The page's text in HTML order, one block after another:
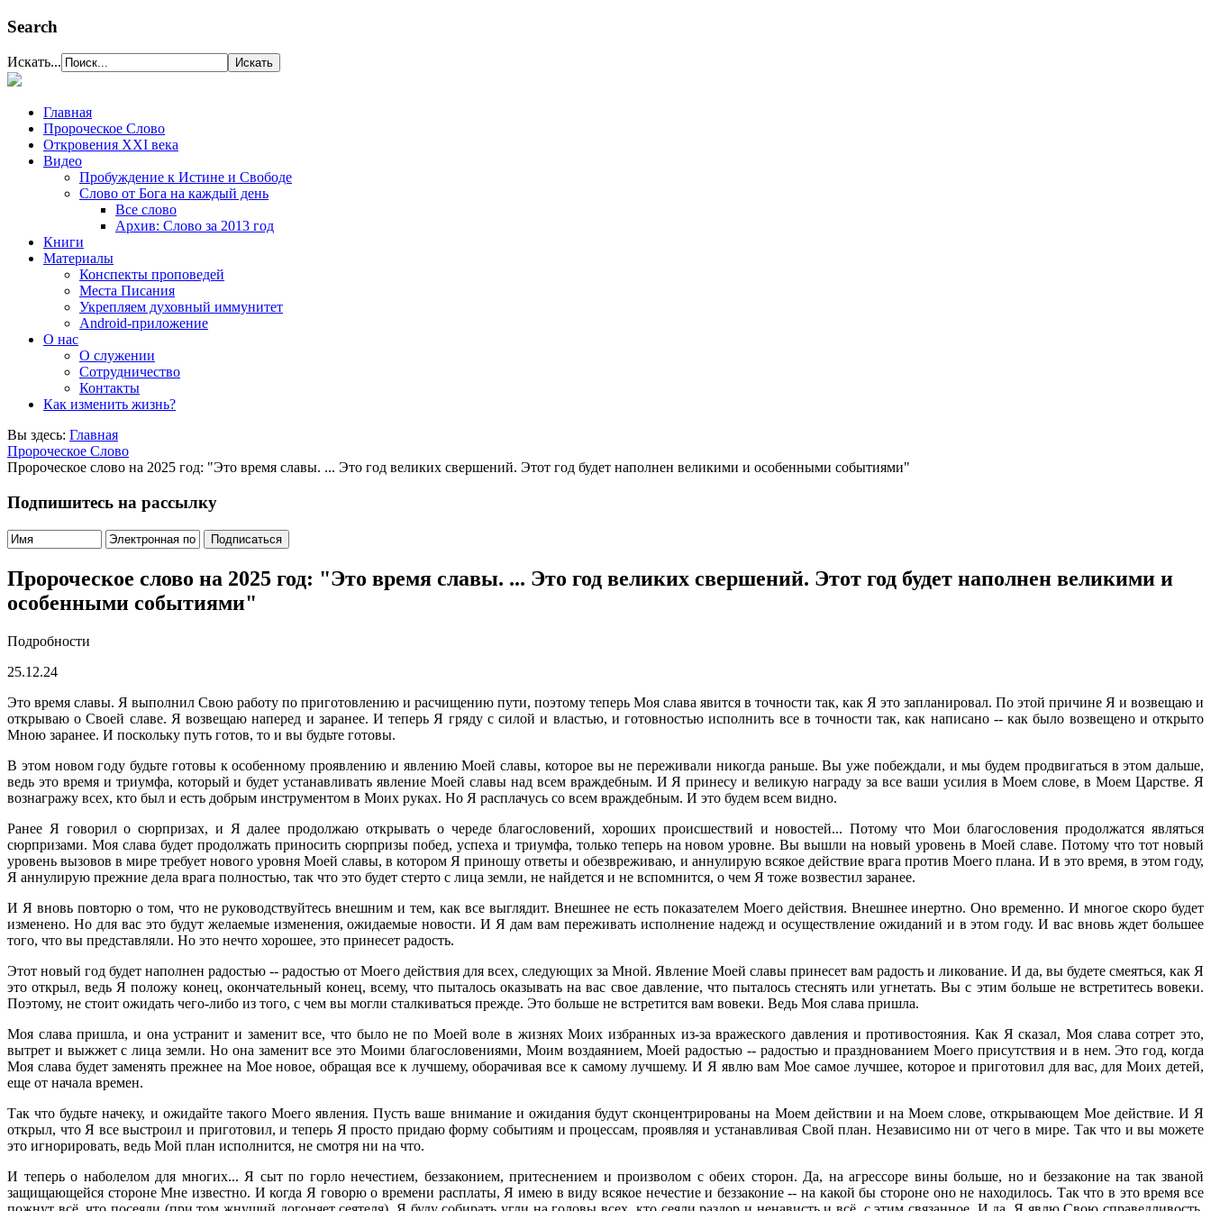
Search
Искать...
Главная
Пророческое Слово
Откровения ХХІ века
Видео
Пробуждение к Истине и Свободе
Слово от Бога на каждый день
Все слово
Архив: Слово за 2013 год
Книги
Материалы
Конспекты проповедей
Места Писания
Укрепляем духовный иммунитет
Android-приложение
О нас
О служении
Сотрудничество
Контакты
Как изменить жизнь?
Вы здесь: Главная
Пророческое Слово
Пророческое слово на 2025 год: "Это время славы. ... Это год великих свершений. Этот год будет наполнен великими и особенными событиями"
Подпишитесь на рассылку
Пророческое слово на 2025 год: "Это время славы. ... Это год великих свершений. Этот год будет наполнен великими и
особенными событиями"
Подробности
25.12.24
Это время славы. Я выполнил Свою работу по приготовлению и расчищению пути, поэтому теперь Моя слава явится в точности так, как Я это запланировал. По этой причине Я и возвещаю и
открываю о Своей славе. Я возвещаю наперед и заранее. И теперь Я гряду с силой и властью, и готовностью исполнить все в точности так, как написано -- как было возвещено и открыто
Мною заранее. И поскольку путь готов, то и вы будьте готовы.
В этом новом году будьте готовы к особенному проявлению и явлению Моей славы, которое вы не переживали никогда раньше. Вы уже побеждали, и мы будем продвигаться в этом дальше,
ведь это время и триумфа, который и будет устанавливать явление Моей славы над всем враждебным. И Я принесу и великую награду за все ваши усилия в Моем слове, в Моем Царстве. Я
вознагражу всех, кто был и есть добрым инструментом в Моих руках. Но Я расплачусь со всем враждебным. И это будем всем видно.
Ранее Я говорил о сюрпризах, и Я далее продолжаю открывать о череде благословений, хороших происшествий и новостей... Потому что Мои благословения продолжатся являться
сюрпризами. Моя слава будет продолжать приносить сюрпризы побед, успеха и триумфа, только теперь на новом уровне. Вы вышли на новый уровень в Моей славе. Потому что тот новый
уровень вызовов в мире требует нового уровня Моей славы, в котором Я приношу ответы и обезвреживаю, и аннулирую всякое действие врага против Моего плана. И в это время, в этом году,
Я аннулирую прежние дела врага полностью, так что это будет стерто с лица земли, не найдется и не вспомнится, о чем Я тоже возвестил заранее.
И Я вновь повторю о том, что не руководствуйтесь внешним и тем, как все выглядит. Внешнее не есть показателем Моего действия. Внешнее инертно. Оно временно. И многое скоро будет
изменено. Но для вас это будут желаемые изменения, ожидаемые новости. И Я дам вам переживать исполнение надежд и осуществление ожиданий и в этом году. И вас вновь ждет большее
того, что вы представляли. Но это нечто хорошее, это принесет радость.
Этот новый год будет наполнен радостью -- радостью от Моего действия для всех, следующих за Мной. Явление Моей славы принесет вам радость и ликование. И да, вы будете смеяться, как Я
это открыл, ведь Я положу конец, окончательный конец, всему, что пыталось оказывать на вас свое давление, что пыталось стеснять или угнетать. Вы с этим больше не встретитесь вовеки.
Поэтому, не стоит ожидать чего-либо из того, с чем вы могли сталкиваться прежде. Это больше не встретится вам вовеки. Ведь Моя слава пришла.
Моя слава пришла, и она устранит и заменит все, что было не по Моей воле в жизнях Моих избранных из-за вражеского давления и противостояния. Как Я сказал, Моя слава сотрет это,
вытрет и выжжет с лица земли. Но она заменит все это Моими благословениями, Моим воздаянием, Моей радостью -- радостью и празднованием Моего присутствия и в нем. Это год, когда
Моя слава будет заменять прежнее на Мое новое, обращая все к лучшему, оборачивая все к самому лучшему. И Я явлю вам Мое самое лучшее, которое и приготовил для вас, для Моих детей,
еще от начала времен.
Так что будьте начеку, и ожидайте такого Моего явления. Пусть ваше внимание и ожидания будут сконцентрированы на Моем действии и на Моем слове, открывающем Мое действие. И Я
открыл, что Я все выстроил и приготовил, и теперь Я просто придаю форму событиям и процессам, проявляя и устанавливая Свой план. Независимо ни от чего в мире. Так что и вы можете
это игнорировать, ведь Мой план исполнится, не смотря ни на что.
И теперь о наболелом для многих... Я сыт по горло нечестием, беззаконием, притеснением и произволом с обеих сторон. Да, на агрессоре вины больше, но и беззаконие на так званой
защищающейся стороне Мне известно. И когда Я говорю о времени расплаты, Я имею в виду всякое нечестие и беззаконие -- на какой бы стороне оно не находилось. Так что в это время все